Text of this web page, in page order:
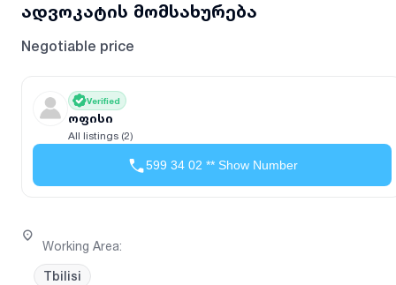
ადვოკატის მომსახურება
Negotiable price
Verified
ოფისი
All listings (2)
599 34 02 ** Show Number
Working Area:
Tbilisi